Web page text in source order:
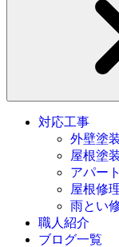
対応工事
外壁塗
屋根塗
アパー
屋根修
雨とい
職人紹介
ブログ一覧